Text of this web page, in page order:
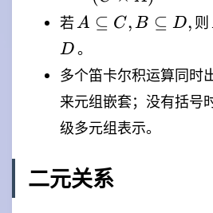
\times
C)
A)
\cup
\times
A)
(A
\times
\cap
(A
\times
C)
\cap
(B
\times
A)
\cap
\times
A)
若 A
C,B
\subseteq
D,
A ⊆ C, B ⊆ D, 则
D。
多个笛卡尔积运算同时
来元组嵌套；没有括号
级多元组表示。
二元关系